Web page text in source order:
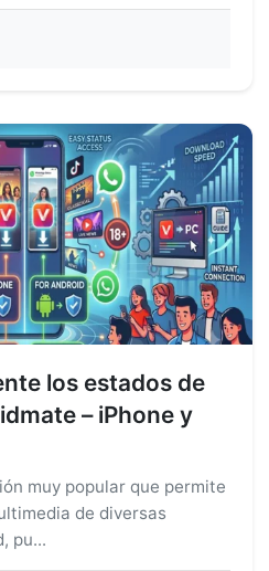
los estados de
– iPhone y
muy popular que permite
de diversas
pu...